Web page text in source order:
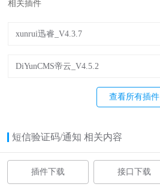
相关插件
xunrui迅睿_V4.3.7
DiYunCMS帝云_V4.5.2
查看所有插件
短信验证码/通知 相关内容
插件下载 接口下载